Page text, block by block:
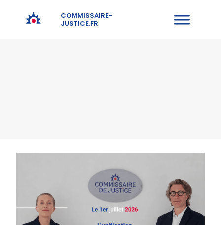
COMMISSAIRE-
JUSTICE.FR